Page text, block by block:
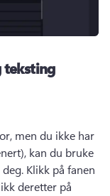
teksting
men du ikke har
kan du bruke
Klikk på fanen
deretter på